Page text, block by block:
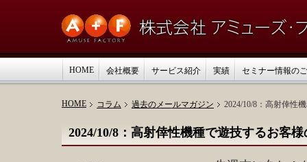
HOME 会社概要 サービス紹介 実績 セミナー情報の
HOME コラム 過去のメールマガジン 2024/10/8：高射倖性
2024/10/8：高射倖性機種で遊技するお客